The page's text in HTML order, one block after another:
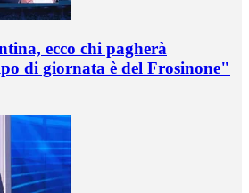
ecco chi pagherà
di giornata è del Frosinone"